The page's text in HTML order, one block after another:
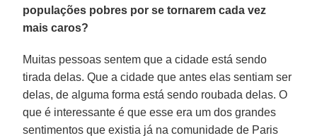
populações pobres por se tornarem cada vez
mais caros?
Muitas pessoas sentem que a cidade está sendo
tirada delas. Que a cidade que antes elas sentiam ser
delas, de alguma forma está sendo roubada delas. O
que é interessante é que esse era um dos grandes
sentimentos que existia já na comunidade de Paris